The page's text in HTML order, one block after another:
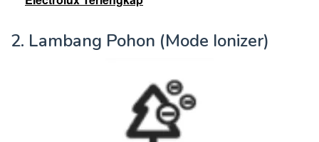
2. Lambang Pohon (Mode Ionizer)